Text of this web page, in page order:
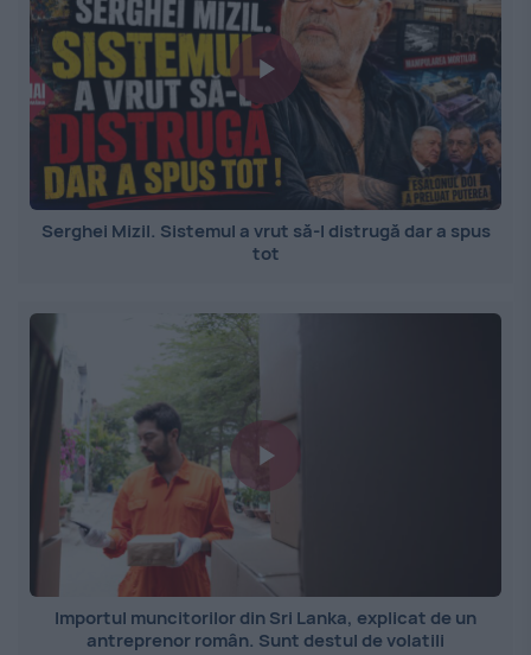
Serghei Mizil. Sistemul a vrut să-l distrugă dar a spus
tot
Importul muncitorilor din Sri Lanka, explicat de un
antreprenor român. Sunt destul de volatili